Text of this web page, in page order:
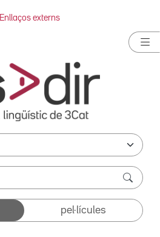
Enllaços externs
pel·lícules